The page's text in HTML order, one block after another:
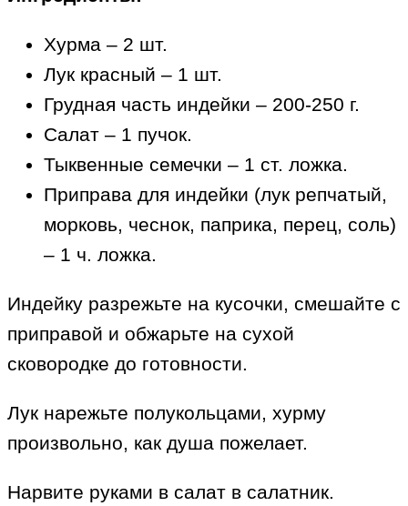
Хурма – 2 шт.
Лук красный – 1 шт.
Грудная часть индейки – 200-250 г.
Салат – 1 пучок.
Тыквенные семечки – 1 ст. ложка.
Приправа для индейки (лук репчатый,
морковь, чеснок, паприка, перец, соль)
– 1 ч. ложка.
Индейку разрежьте на кусочки, смешайте с
приправой и обжарьте на сухой
сковородке до готовности.
Лук нарежьте полукольцами, хурму
произвольно, как душа пожелает.
Нарвите руками в салат в салатник.